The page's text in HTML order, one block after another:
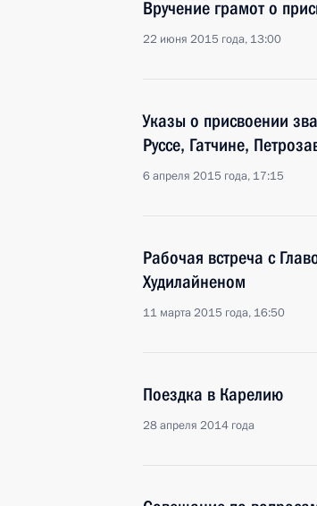
Вручение грамот о
22 июня 2015 года, 13:00
Указы о присвоении
Руссе, Гатчине,
6 апреля 2015 года, 17:15
Рабочая встреча с
Худилайненом
11 марта 2015 года, 16:50
Поездка в Карелию
28 апреля 2014 года